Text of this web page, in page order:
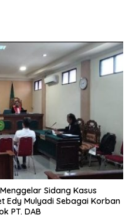
Sidang Kasus
Edy Mulyadi Sebagai Korban
PT. DAB